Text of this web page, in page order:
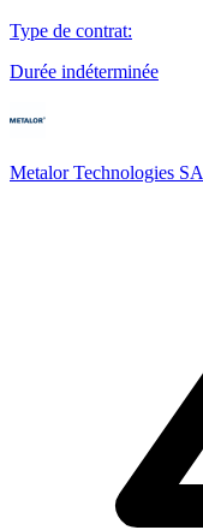
Type de contrat:
Durée indéterminée
Metalor Technologies SA